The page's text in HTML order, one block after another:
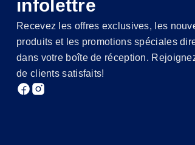
infolettre
Recevez les offres exclusives, les
produits et les promotions spéciales
dans votre boîte de réception.
de clients satisfaits!